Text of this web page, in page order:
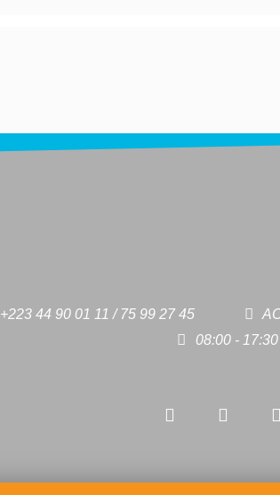
+223 44 90 01 11 / 75 99 27 45
08:00 - 17:30